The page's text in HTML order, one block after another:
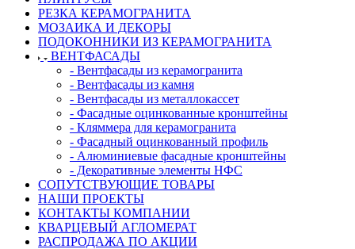
РЕЗКА КЕРАМОГРАНИТА
МОЗАИКА И ДЕКОРЫ
ПОДОКОННИКИ ИЗ КЕРАМОГРАНИТА
ВЕНТФАСАДЫ
- Вентфасады из керамогранита
- Вентфасады из камня
- Вентфасады из металлокассет
- Фасадные оцинкованные кронштейны
- Кляммера для керамогранита
- Фасадный оцинкованный профиль
- Алюминиевые фасадные кронштейны
- Декоративные элементы НФС
СОПУТСТВУЮЩИЕ ТОВАРЫ
НАШИ ПРОЕКТЫ
КОНТАКТЫ КОМПАНИИ
КВАРЦЕВЫЙ АГЛОМЕРАТ
РАСПРОДАЖА ПО АКЦИИ